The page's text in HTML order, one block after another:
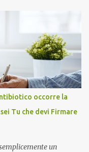
occorre la
Tu che devi Firmare
un